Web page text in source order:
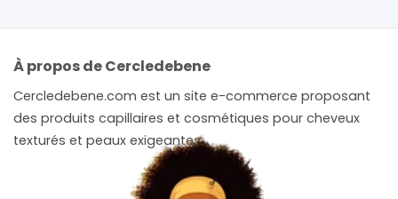
À propos de Cercledebene
Cercledebene.com est un site e-commerce proposant
des produits capillaires et cosmétiques pour cheveux
texturés et peaux exigeantes.